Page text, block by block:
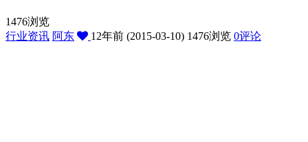
1476浏览
行业资讯 阿东 12年前 (2015-03-10) 1476浏览 0评论